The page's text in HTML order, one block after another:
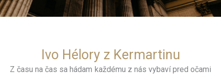
Ivo Hélory z Kermartinu
Z času na čas sa hádam každému z nás vybaví pred očami